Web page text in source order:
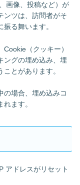
画像、投稿など）が
ンツは、訪問者がそ
る舞います。
（クッキー）
ングの埋め込み、埋
とがあります。
の場合、埋め込みコ
ます。
アドレスがリセット